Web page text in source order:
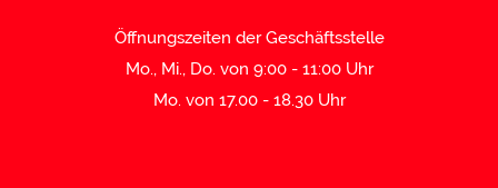
Öffnungszeiten der Geschäftsstelle
Mo., Mi., Do. von 9:00 - 11:00 Uhr
Mo. von 17.00 - 18.30 Uhr